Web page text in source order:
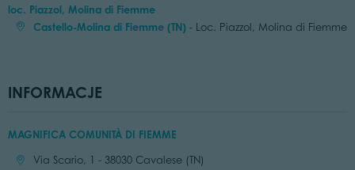
loc. Piazzol, Molina di Fiemme
Castello-Molina di Fiemme (TN) - Loc. Piazzol, Molina di Fiemme
INFORMACJE
MAGNIFICA COMUNITÀ DI FIEMME
Location:Via Scario, 1 - 38030 Cavalese (TN)